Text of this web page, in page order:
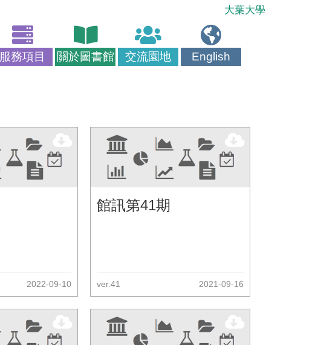
服務項目 關於圖書館 交流園地 English
大葉大學
2022-09-10
館訊第41期
ver.41 2021-09-16